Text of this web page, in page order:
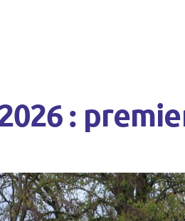
: